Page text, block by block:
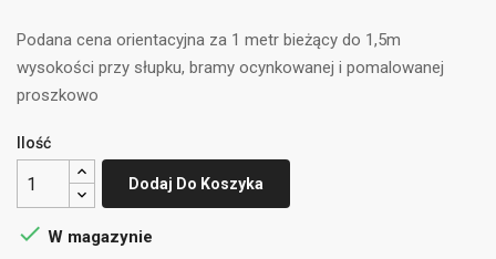
Podana cena orientacyjna za 1 metr bieżący do 1,5m
wysokości przy słupku, bramy ocynkowanej i pomalowanej
proszkowo
Ilość
Dodaj Do Koszyka
 W magazynie